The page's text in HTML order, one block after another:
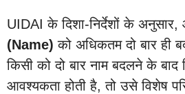
UIDAI के दिशा-निर्देशों के अनुसार,
(Name) को अधिकतम दो बार ही
किसी को दो बार नाम बदलने के बाद
आवश्यकता होती है, तो उसे विशेष